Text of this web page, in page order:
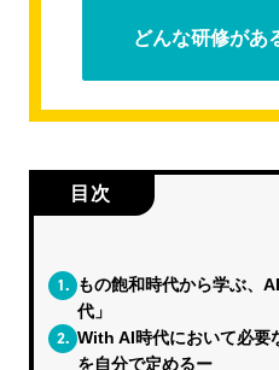
どんな研修があ
目次
1. もの飽和時代から学ぶ、
代」
2. With AI時代において必
を自分で定めるー